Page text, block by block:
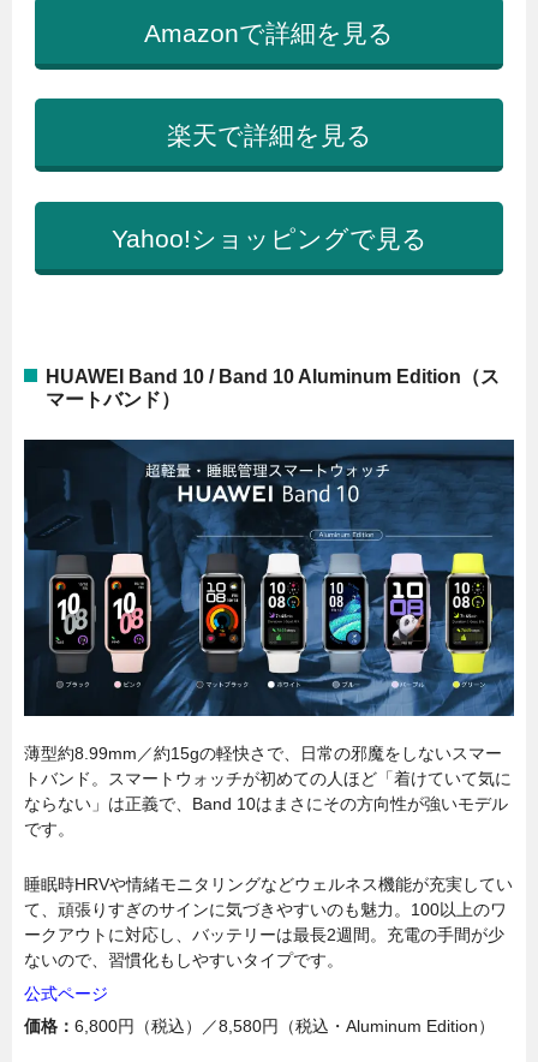
Amazonで詳細を見る
楽天で詳細を見る
Yahoo!ショッピングで見る
HUAWEI Band 10 / Band 10 Aluminum Edition（ス
マートバンド）
薄型約8.99mm／約15gの軽快さで、日常の邪魔をしないスマー
トバンド。スマートウォッチが初めての人ほど「着けていて気に
ならない」は正義で、Band 10はまさにその方向性が強いモデル
です。
睡眠時HRVや情緒モニタリングなどウェルネス機能が充実してい
て、頑張りすぎのサインに気づきやすいのも魅力。100以上のワ
ークアウトに対応し、バッテリーは最長2週間。充電の手間が少
ないので、習慣化もしやすいタイプです。
公式ページ
価格： 6,800円（税込）／8,580円（税込・Aluminum Edition）